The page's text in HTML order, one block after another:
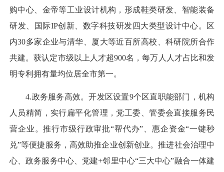
购中心、金帝等工业设计机构，形成鞋类研发、智能装备
研发、国际IP创新、数字科技研发四大类型设计中心。区
内30多家企业与清华、厦大等近百所高校、科研院所合作
共建。获认定市级以上人才超900名，每万人人才占比和发
明专利拥有量均位居全市第一。
4.政务服务高效。开发区设置9个区直职能部门，机构
人员精简，实行扁平化管理，党工委、管委会直接服务民
营企业。推行市级行政审批“帮代办”、惠企资金“一键秒
兑”等便捷服务，高效助推企业创新创业。推进社会治理中
心、政务服务中心、党建+邻里中心“三大中心”融合一体建